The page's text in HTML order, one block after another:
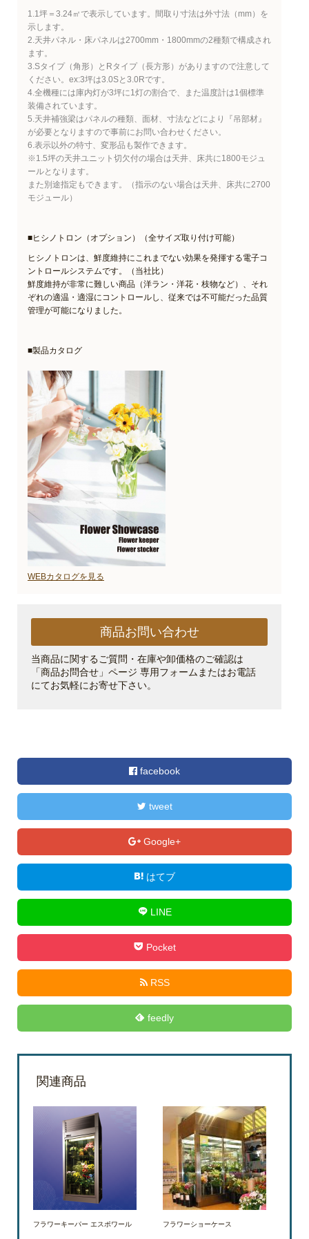
1.1坪＝3.24㎡で表示しています。間取り寸法は外寸法（mm）を
示します。
2.天井パネル・床パネルは2700mm・1800mmの2種類で構成され
ます。
3.Sタイプ（角形）とRタイプ（長方形）がありますので注意して
ください。ex:3坪は3.0Sと3.0Rです。
4.全機種には庫内灯が3坪に1灯の割合で、また温度計は1個標準
装備されています。
5.天井補強梁はパネルの種類、面材、寸法などにより『吊部材』
が必要となりますので事前にお問い合わせください。
6.表示以外の特寸、変形品も製作できます。
※1.5坪の天井ユニット切欠付の場合は天井、床共に1800モジュ
ールとなります。
また別途指定もできます。（指示のない場合は天井、床共に2700
モジュール）
■ヒシノトロン（オプション）（全サイズ取り付け可能）
ヒシノトロンは、鮮度維持にこれまでない効果を発揮する電子コ
ントロールシステムです。（当社比）
鮮度維持が非常に難しい商品（洋ラン・洋花・枝物など）、それ
ぞれの適温・適湿にコントロールし、従来では不可能だった品質
管理が可能になりました。
■製品カタログ
WEBカタログを見る
商品お問い合わせ
当商品に関するご質問・在庫や卸価格のご確認は
「商品お問合せ」ページ 専用フォームまたはお電話
にてお気軽にお寄せ下さい。
facebook
tweet
Google+
はてブ
LINE
Pocket
RSS
feedly
関連商品
フラワーキーパー エスポワール フラワーショーケース